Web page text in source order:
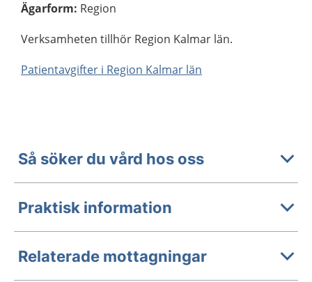
Ägarform: Region
Verksamheten tillhör Region Kalmar län.
Patientavgifter i Region Kalmar län
Så söker du vård hos oss
Praktisk information
Relaterade mottagningar